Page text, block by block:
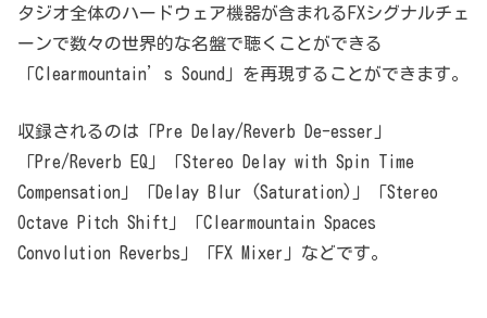
タジオ全体のハードウェア機器が含まれるFXシグナルチェ
ーンで数々の世界的な名盤で聴くことができる
「Clearmountain’s Sound」を再現することができます。
収録されるのは「Pre Delay/Reverb De-esser」
「Pre/Reverb EQ」「Stereo Delay with Spin Time
Compensation」「Delay Blur (Saturation)」「Stereo
Octave Pitch Shift」「Clearmountain Spaces
Convolution Reverbs」「FX Mixer」などです。